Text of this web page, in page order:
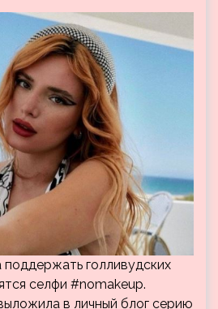
голливудских
селфи #nomakeup.
в личный блог серию